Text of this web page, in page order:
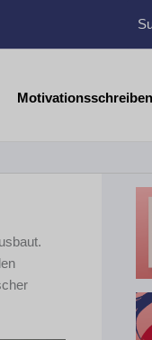
Motivationsschreiben